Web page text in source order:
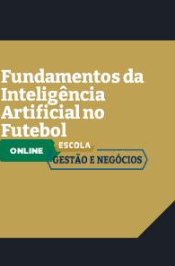
Fundamentos da
Inteligência
Artificial no
Futebol
ONLINE